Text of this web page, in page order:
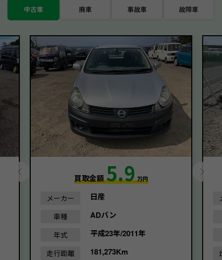
中古車 廃車 事故車 故障車
買取金額5.9 万円
メーカー 日産
車種 ADバン
年式 平成23年/2011年
走行距離 181,273Km